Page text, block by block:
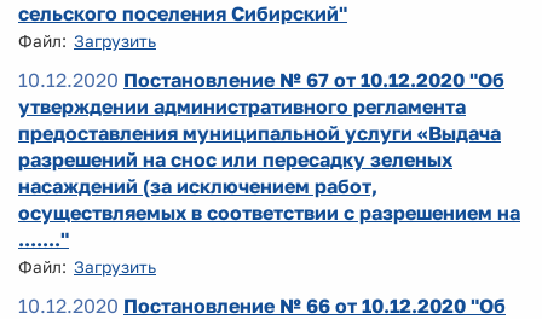
сельского поселения Сибирский"
Файл: Загрузить
10.12.2020 Постановление № 67 от 10.12.2020 "Об
утверждении административного регламента
предоставления муниципальной услуги «Выдача
разрешений на снос или пересадку зеленых
насаждений (за исключением работ,
осуществляемых в соответствии с разрешением на
......."
Файл: Загрузить
10.12.2020 Постановление № 66 от 10.12.2020 "Об